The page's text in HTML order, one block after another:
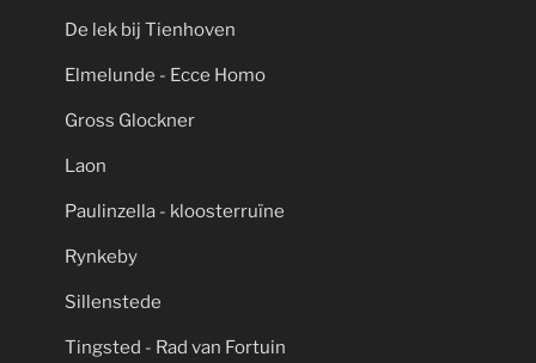
De lek bij Tienhoven
Elmelunde - Ecce Homo
Gross Glockner
Laon
Paulinzella - kloosterruïne
Rynkeby
Sillenstede
Tingsted - Rad van Fortuin